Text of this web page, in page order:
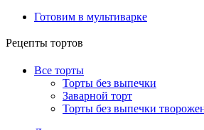
Готовим в мультиварке
Рецепты тортов
Все торты
Торты без выпечки
Заварной торт
Торты без выпечки